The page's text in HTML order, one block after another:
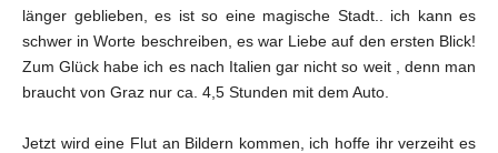
länger geblieben, es ist so eine magische Stadt.. ich kann es
schwer in Worte beschreiben, es war Liebe auf den ersten Blick!
Zum Glück habe ich es nach Italien gar nicht so weit , denn man
braucht von Graz nur ca. 4,5 Stunden mit dem Auto.
Jetzt wird eine Flut an Bildern kommen, ich hoffe ihr verzeiht es